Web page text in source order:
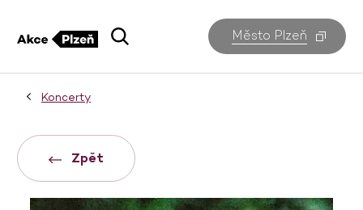
Město Plzeň
Koncerty
Zpět